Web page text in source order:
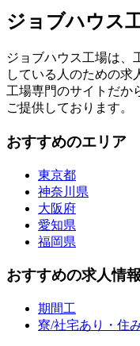
ジョブハウス
ジョブハウス工場は、
している人のための求
工場専門のサイトだか
ご提供しております。
おすすめのエリア
東京都
神奈川県
大阪府
愛知県
福岡県
おすすめの求人情報
期間工
寮/社宅あり・住